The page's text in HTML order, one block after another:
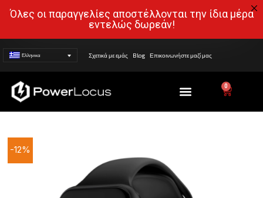
Όλες οι παραγγελίες αποστέλλονται την ίδια μέρα
εντελώς δωρεάν!
Ελληνικα Σχετικά με εμάς Blog Επικοινωνήστε μαζί μας
Menu 0 Cart
-12%
Smart
Watch
PowerLocus